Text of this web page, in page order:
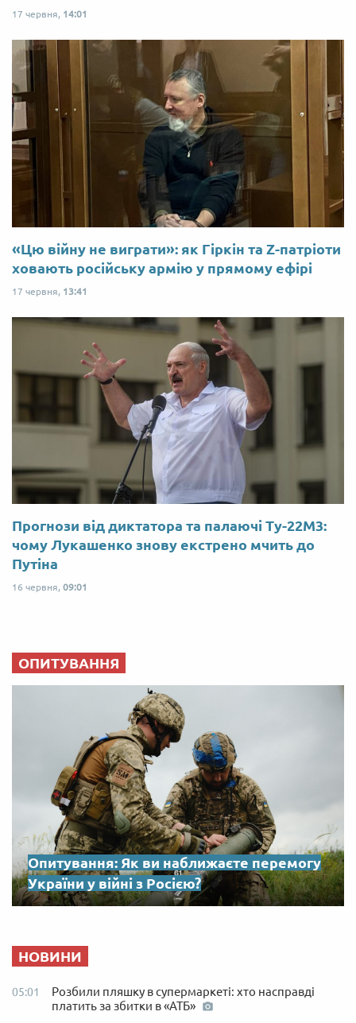
17 червня, 14:01
«Цю війну не виграти»: як Гіркін та Z-патріоти
ховають російську армію у прямому ефірі
17 червня, 13:41
Прогнози від диктатора та палаючі Ту-22М3:
чому Лукашенко знову екстрено мчить до
Путіна
16 червня, 09:01
ОПИТУВАННЯ
Опитування: Як ви наближаєте перемогу
України у війні з Росією?
НОВИНИ
05:01
Розбили пляшку в супермаркеті: хто насправді
платить за збитки в «АТБ»